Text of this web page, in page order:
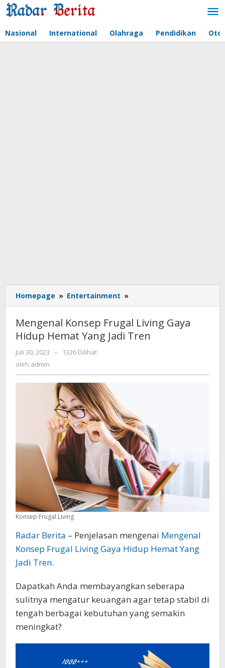
Lewati
ke
Nasional International Olahraga Pendidikan
Homepage » Entertainment »
Konsep
Frugal
Living
Gaya
Mengenal Konsep Frugal Living Gaya
Hidup Hemat Yang Jadi Tren
Juli 30, 2023
oleh
-
1326 Dilihat
oleh admin
Konsep Frugal Living
Radar Berita – Penjelasan mengenai Mengenal
Konsep Frugal Living Gaya Hidup Hemat Yang
Jadi Tren.
Dapatkah Anda membayangkan seberapa
sulitnya mengatur keuangan agar tetap stabil di
tengah berbagai kebutuhan yang semakin
meningkat?